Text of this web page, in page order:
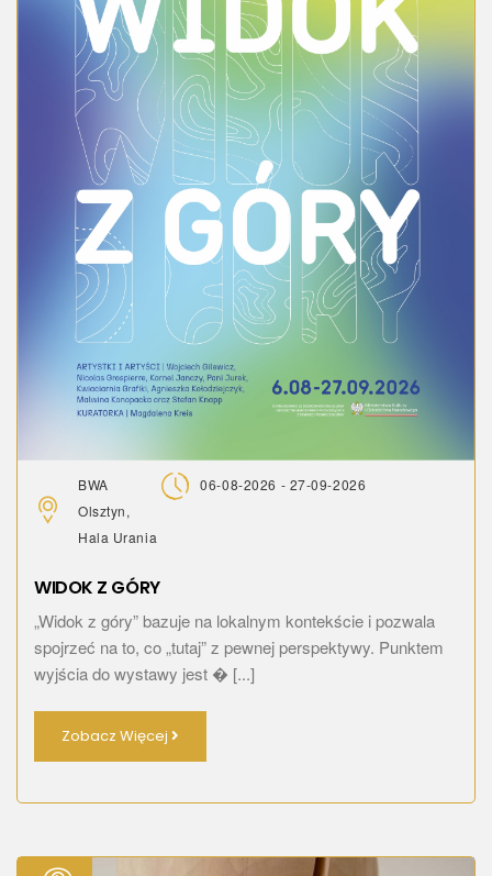
BWA
Olsztyn,
Hala Urania
06-08-2026 - 27-09-2026
WIDOK Z GÓRY
„Widok z góry” bazuje na lokalnym kontekście i pozwala
spojrzeć na to, co „tutaj” z pewnej perspektywy. Punktem
wyjścia do wystawy jest � [...]
Zobacz Więcej